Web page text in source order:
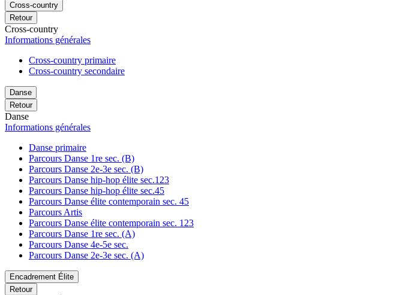
Cross-country
Retour
Cross-country
Informations générales
Cross-country primaire
Cross-country secondaire
Danse
Retour
Danse
Informations générales
Danse primaire
Parcours Danse 1re sec. (B)
Parcours Danse 2e-3e sec. (B)
Parcours Danse hip-hop élite sec.123
Parcours Danse hip-hop élite sec.45
Parcours Danse élite contemporain sec. 45
Parcours Artis
Parcours Danse élite contemporain sec. 123
Parcours Danse 1re sec. (A)
Parcours Danse 4e-5e sec.
Parcours Danse 2e-3e sec. (A)
Encadrement Élite
Retour